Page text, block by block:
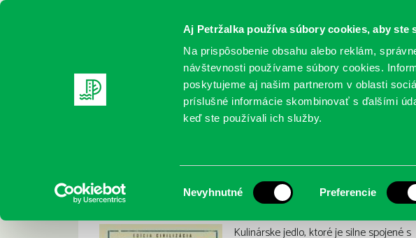
Aj Petržalka používa súbory cookies, aby ste
Na prispôsobenie obsahu alebo reklám,
návštevnosti používame súbory cookies.
poskytujeme aj našim partnerom v oblasti
príslušné informácie skombinovať s ďalšími
keď ste používali ich služby.
súhlasu
Nevyhnutné Preferencie
REGISTRUJTE SA ONLINE KATALÓGY SLUŽBY
Von Bremzen, Anya:
Kulinárske jedlo, ktoré je silne spojené s